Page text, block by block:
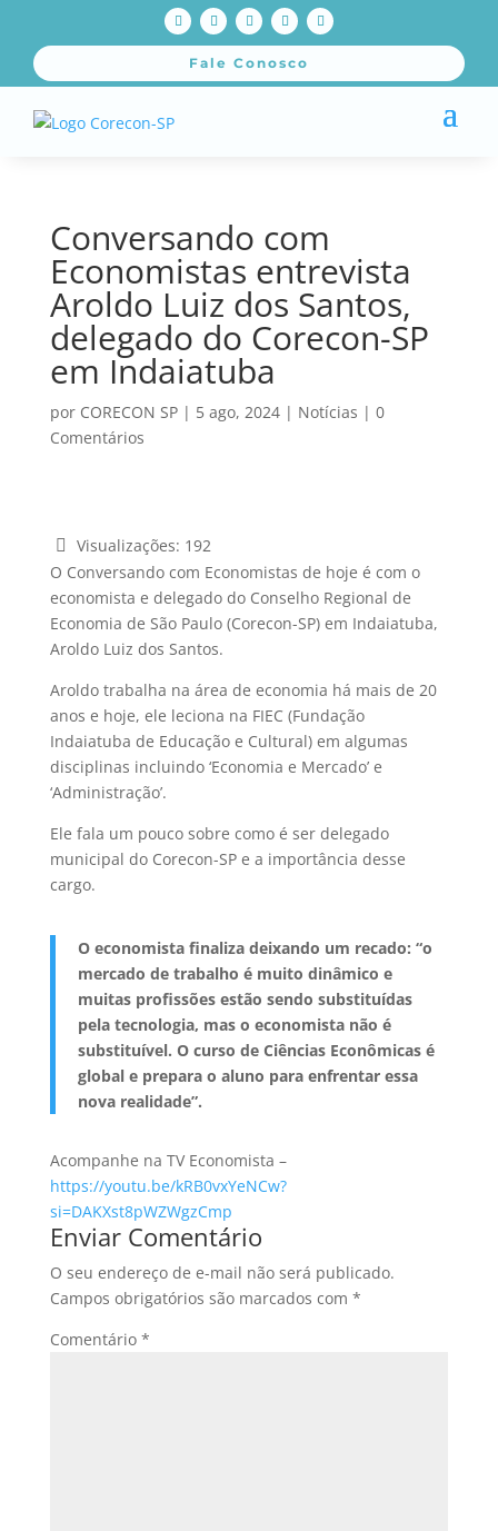
Fale Conosco
Conversando com
Economistas entrevista
Aroldo Luiz dos Santos,
delegado do Corecon-SP
em Indaiatuba
por CORECON SP| 5 ago, 2024| Notícias | 0
Comentários
Visualizações: 192
O Conversando com Economistas de hoje é com o
economista e delegado do Conselho Regional de
Economia de São Paulo (Corecon-SP) em Indaiatuba,
Aroldo Luiz dos Santos.
Aroldo trabalha na área de economia há mais de 20
anos e hoje, ele leciona na FIEC (Fundação
Indaiatuba de Educação e Cultural) em algumas
disciplinas incluindo ‘Economia e Mercado’ e
‘Administração’.
Ele fala um pouco sobre como é ser delegado
municipal do Corecon-SP e a importância desse
cargo.
O economista finaliza deixando um recado: “o
mercado de trabalho é muito dinâmico e
muitas profissões estão sendo substituídas
pela tecnologia, mas o economista não é
substituível. O curso de Ciências Econômicas é
global e prepara o aluno para enfrentar essa
nova realidade”.
Acompanhe na TV Economista –
https://youtu.be/kRB0vxYeNCw?
si=DAKXst8pWZWgzCmp
Enviar Comentário
O seu endereço de e-mail não será publicado.
Campos obrigatórios são marcados com *
Comentário *